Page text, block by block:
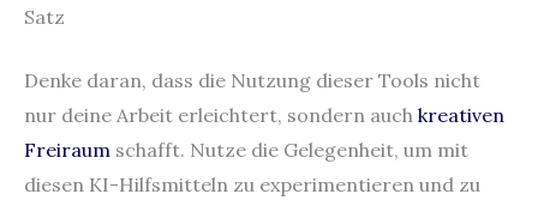
Satz
Denke daran, dass die Nutzung dieser Tools nicht
nur deine Arbeit erleichtert, sondern auch kreativen
Freiraum schafft. Nutze die Gelegenheit, um mit
diesen KI-Hilfsmitteln zu experimentieren und zu